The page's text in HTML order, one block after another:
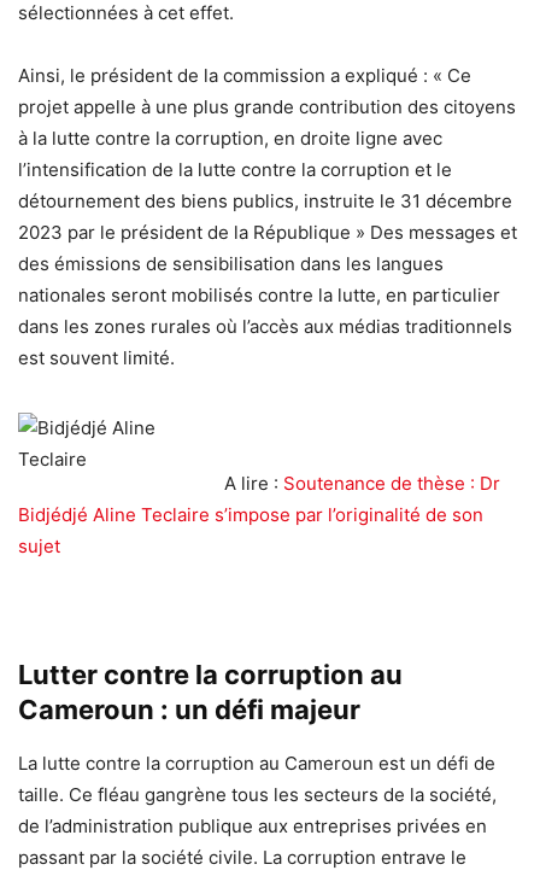
sélectionnées à cet effet.
Ainsi, le président de la commission a expliqué : « Ce
projet appelle à une plus grande contribution des citoyens
à la lutte contre la corruption, en droite ligne avec
l’intensification de la lutte contre la corruption et le
détournement des biens publics, instruite le 31 décembre
2023 par le président de la République » Des messages et
des émissions de sensibilisation dans les langues
nationales seront mobilisés contre la lutte, en particulier
dans les zones rurales où l’accès aux médias traditionnels
est souvent limité.
A lire : Soutenance de thèse : Dr
Bidjédjé Aline Teclaire s’impose par l’originalité de son
sujet
Lutter contre la corruption au
Cameroun : un défi majeur
La lutte contre la corruption au Cameroun est un défi de
taille. Ce fléau gangrène tous les secteurs de la société,
de l’administration publique aux entreprises privées en
passant par la société civile. La corruption entrave le